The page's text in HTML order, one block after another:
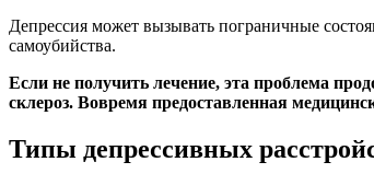
Депрессия может вызывать пограничные
самоубийства.
Если не получить лечение, эта проблема
склероз. Вовремя предоставленная
Типы депрессивных